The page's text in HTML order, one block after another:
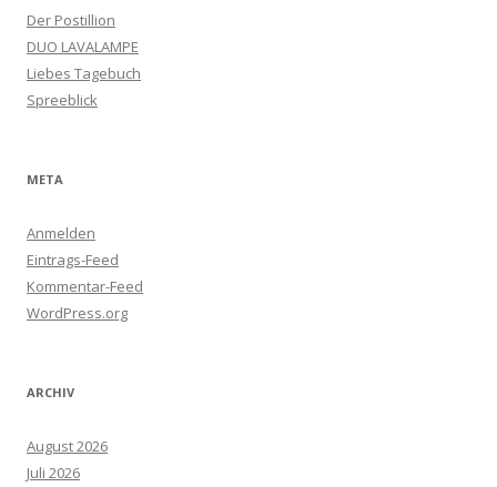
Der Postillion
DUO LAVALAMPE
Liebes Tagebuch
Spreeblick
META
Anmelden
Eintrags-Feed
Kommentar-Feed
WordPress.org
ARCHIV
August 2026
Juli 2026